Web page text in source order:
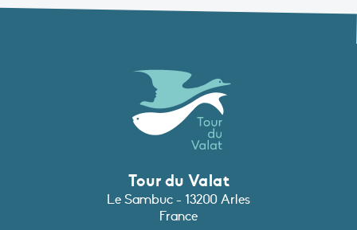
Tour du Valat
Le Sambuc - 13200 Arles
France